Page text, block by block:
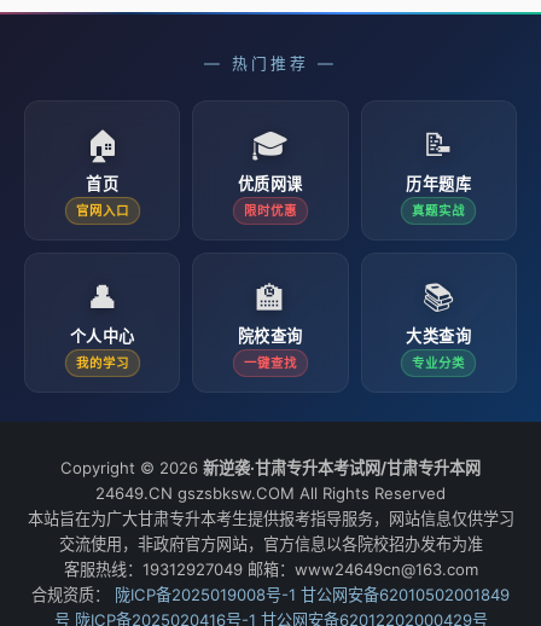
— 热门推荐 —
🏠
首页
官网入口
🎓
优质网课
限时优惠
📝
历年题库
真题实战
👤
个人中心
我的学习
🏫
院校查询
一键查找
📚
大类查询
专业分类
Copyright © 2026 新逆袭·甘肃专升本考试网/甘肃专升本网
24649.CN gszsbksw.COM All Rights Reserved
本站旨在为广大甘肃专升本考生提供报考指导服务，网站信息仅供学习
交流使用，非政府官方网站，官方信息以各院校招办发布为准
客服热线：19312927049 邮箱：www24649cn@163.com
合规资质：
陇ICP备2025019008号-1 甘公网安备62010502001849
号 陇ICP备2025020416号-1 甘公网安备62012202000429号